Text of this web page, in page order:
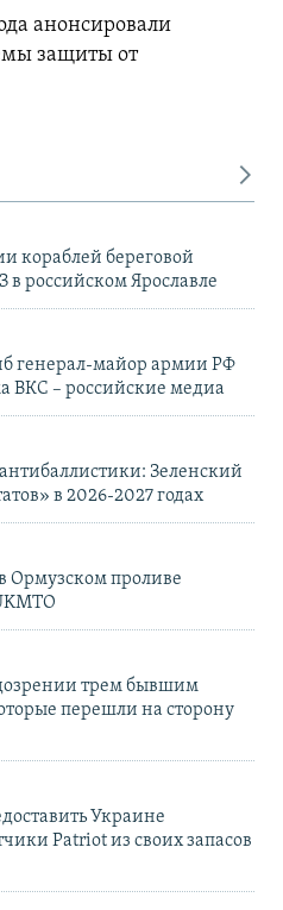
анонсировали
защиты от
кораблей береговой
российском Ярославле
генерал-майор армии РФ
ВКС – российские медиа
Зеленский
в 2026-2027 годах
Ормузском проливе
трем бывшим
перешли на сторону
Украине
Patriot из своих запасов